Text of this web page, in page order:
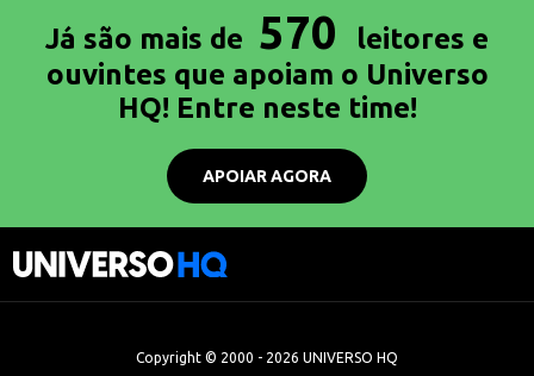
Já são mais de 570
leitores e
ouvintes que apoiam o Universo
HQ! Entre neste time!
APOIAR AGORA
Copyright © 2000 - 2026 UNIVERSO HQ